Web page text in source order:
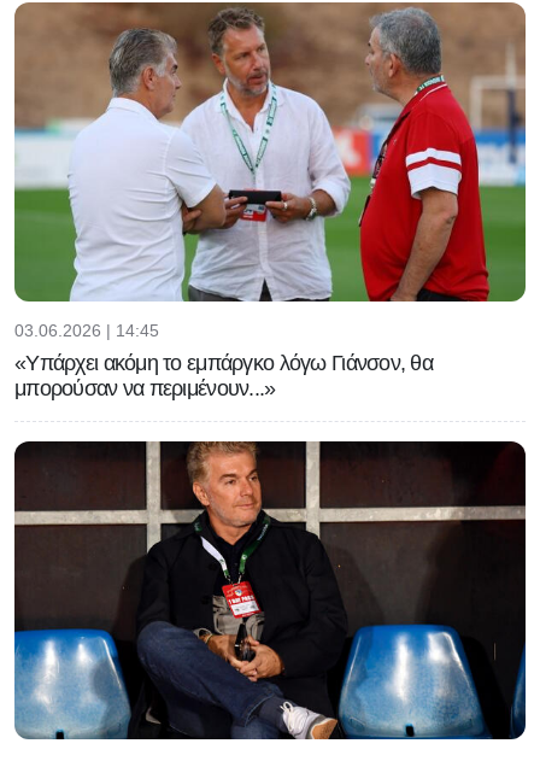
03.06.2026 | 14:45
«Υπάρχει ακόμη το εμπάργκο λόγω Γιάνσον, θα
μπορούσαν να περιμένουν...»